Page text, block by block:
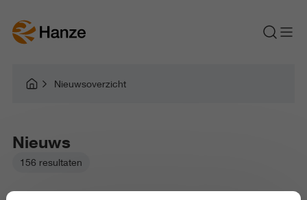
Nieuwsoverzicht
Nieuws
156 resultaten